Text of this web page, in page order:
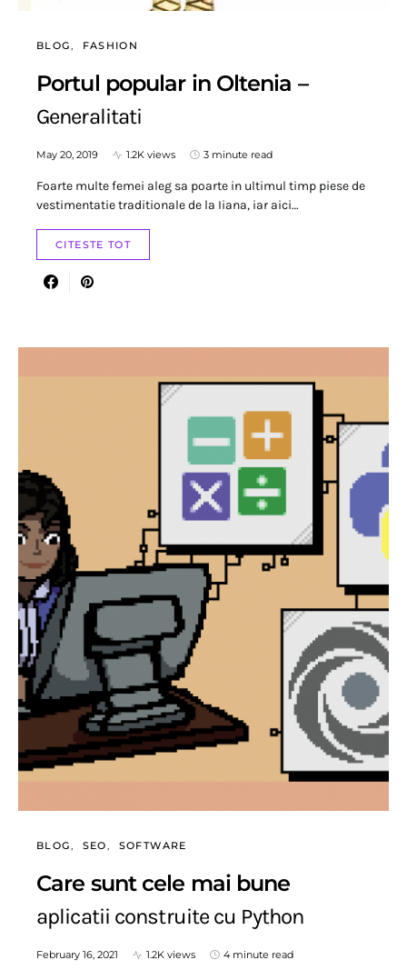
BLOG FASHION
Portul popular in Oltenia –
Generalitati
May 20, 2019 1.2K views 3 minute read
Foarte multe femei aleg sa poarte in ultimul timp piese de
vestimentatie traditionale de la Iiana, iar aici…
CITESTE TOT
BLOG SEO SOFTWARE
Care sunt cele mai bune
aplicatii construite cu Python
February 16, 2021 1.2K views 4 minute read